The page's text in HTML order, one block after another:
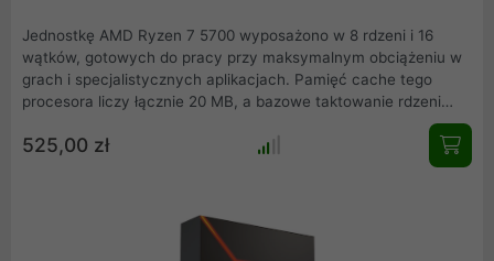
Jednostkę AMD Ryzen 7 5700 wyposażono w 8 rdzeni i 16
wątków, gotowych do pracy przy maksymalnym obciążeniu w
grach i specjalistycznych aplikacjach. Pamięć cache tego
procesora liczy łącznie 20 MB, a bazowe taktowanie rdzeni
otwiera częstotliwość 3,7 GHz, mogąca sięgać aż do 4,6 GHz
w trybie Boost. Moc jednostki może wzrosnąć dzięki
odblokowanej możliwości podkręcania. Czas na ogromną moc
525,00 zł